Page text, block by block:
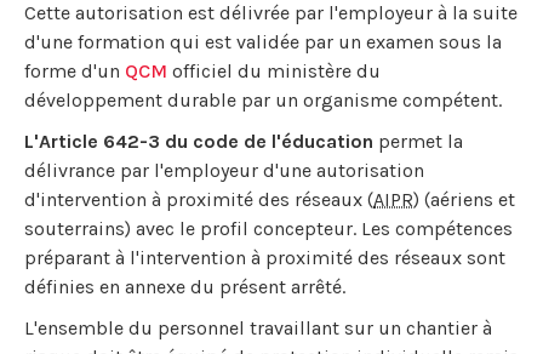
Cette autorisation est délivrée par l'employeur à la suite
d'une formation qui est validée par un examen sous la
forme d'un QCM officiel du ministère du
développement durable par un organisme compétent.
L'Article 642-3 du code de l'éducation permet la
délivrance par l'employeur d'une autorisation
d'intervention à proximité des réseaux (AIPR) (aériens et
souterrains) avec le profil concepteur. Les compétences
préparant à l'intervention à proximité des réseaux sont
définies en annexe du présent arrêté.
L'ensemble du personnel travaillant sur un chantier à